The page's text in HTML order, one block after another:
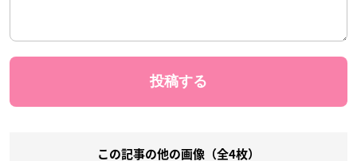
この記事の他の画像（全4枚）